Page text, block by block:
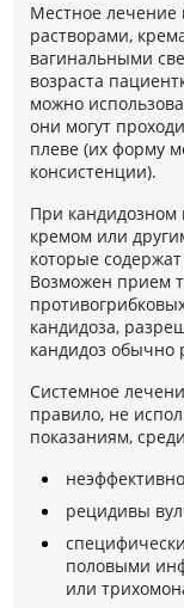
Местное лечение
растворами,
вагинальными
возраста
можно
они могут
плеве (их форму
консистенции).
При кандидозном
кремом или
которые
Возможен прием
кандидоза,
кандидоз обычно
Системное
правило, не
показаниям,
рецидивы
половыми
или